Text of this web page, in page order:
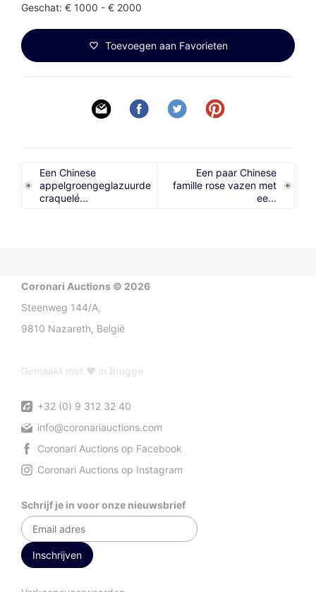
Geschat: € 1000 - € 2000
Toevoegen aan Favorieten
Een Chinese
appelgroengeglazuurde
craquelé...
Een paar Chinese
famille rose vazen met
ee...
Coronari Auctions © 2026
Steenweg 144/A,
9810 Nazareth, België
Gemaakt met ♥ in Brugge
+32 (0) 9 312 32 40
info@coronariauctions.com
Coronari Auctions op Facebook
Coronari Auctions op Instagram
Schrijf je in voor onze nieuwsbrief